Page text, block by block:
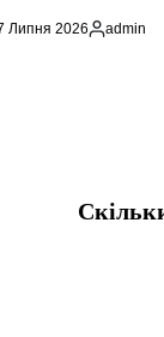
Липня 2026 admin